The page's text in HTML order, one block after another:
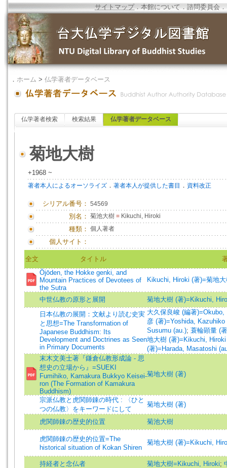
サイトマップ．本館について ．諮問委員会 ．
． ホーム > 仏学著者データベース
仏学著者検索 検索結果 仏学著者データベース
菊地大樹
+1968 ~
著者本人によるオーソライズ ． 著者本人が提供した書目 ． 資料改正
シリアル番号： 54569
別名： 菊池大樹 = Kikuchi, Hiroki
種類： 個人著者
個人サイト：
全文 タイトル
Ōjōden, the Hokke genki, and
Mountain Practices of Devotees of
the Sutra
Kikuchi, Hiroki (著)=菊地
中世仏教の原形と展開
菊地大樹 (著)=Kikuchi,
日本仏教の展開：文献より読む史実
と思想=The Transformation of
Japanese Buddhism: Its
Development and Doctrines as Seen
in Primary Documents
大久保良峻 (編著
彦 (著)=Yoshida, Kazuhiko
Susumu (au.); 蓑輪顕量 (
地大樹 (著)=Kikuchi,
(著)=Harada, Masatoshi
末木文美士著『鎌倉仏教形成論 - 思
想史の立場から』=SUEKI
Fumihiko, Kamakura Bukkyo Keisei-
ron (The Formation of Kamakura
Buddhism)
菊地大樹 (著)
宗派仏教と虎関師錬の時代 : 〈ひと
つの仏教〉をキーワードにして
菊地大樹 (著)
虎関師錬の歴史的位置 菊池大樹
虎関師錬の歴史的位置=The
historical situation of Kokan Shiren
菊地大樹 (著)=Kikuchi,
持経者と念仏者 菊地大樹=Kikuchi, Hiroki;